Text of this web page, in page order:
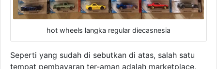
hot wheels langka regular diecasnesia
Seperti yang sudah di sebutkan di atas, salah satu
tempat pembayaran ter-aman adalah marketplace,